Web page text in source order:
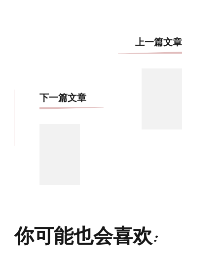
上一篇文章
下一篇文章
你可能也会喜欢: